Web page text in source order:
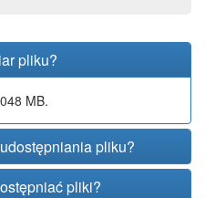
pliku?
MB.
pliku?
pliki?